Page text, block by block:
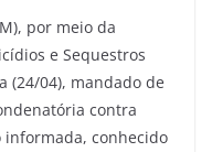
por meio da
e Sequestros
(24/04), mandado de
contra
informada, conhecido